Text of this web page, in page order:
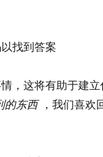
找到答案
，这将有助于建
的东西 ，我们喜欢